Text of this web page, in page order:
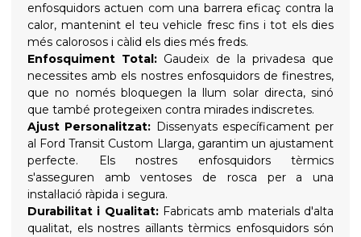
enfosquidors actuen com una barrera eficaç contra la
calor, mantenint el teu vehicle fresc fins i tot els dies
més calorosos i càlid els dies més freds.
Enfosquiment Total: Gaudeix de la privadesa que
necessites amb els nostres enfosquidors de finestres,
que no només bloquegen la llum solar directa, sinó
que també protegeixen contra mirades indiscretes.
Ajust Personalitzat: Dissenyats específicament per
al Ford Transit Custom Llarga, garantim un ajustament
perfecte. Els nostres enfosquidors tèrmics
s'asseguren amb ventoses de rosca per a una
instal·lació ràpida i segura.
Durabilitat i Qualitat:Fabricats amb materials d'alta
qualitat, els nostres aïllants tèrmics enfosquidors són